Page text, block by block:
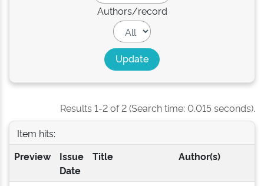
Authors/record
Results 1-2 of 2 (Search time: 0.015 seconds).
Item hits:
Preview
Issue
Date
Title Author(s)